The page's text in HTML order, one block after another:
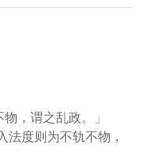
，谓之乱政。」
法度则为不轨不物，